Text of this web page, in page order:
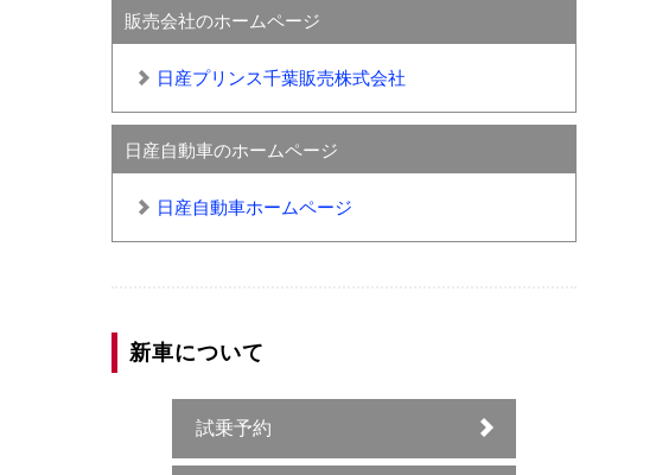
販売会社のホームページ
日産プリンス千葉販売株式会社
日産自動車のホームページ
日産自動車ホームページ
新車について
試乗予約